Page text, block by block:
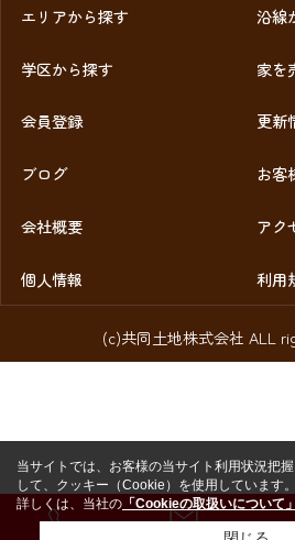
エリアから探す 沿線
学区から探す 家を
会員登録 更新
ブログ お客
会社概要 アク
個人情報 利用
(c)共同土地株式会社 ALL
当サイトでは、お客様の当サイト利用状況把
して、クッキー（Cookie）を使用しています。
詳しくは、当社の 「Cookieの取扱いについて